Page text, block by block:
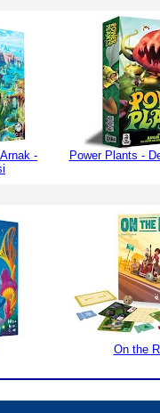
-
Power Plants -
On the